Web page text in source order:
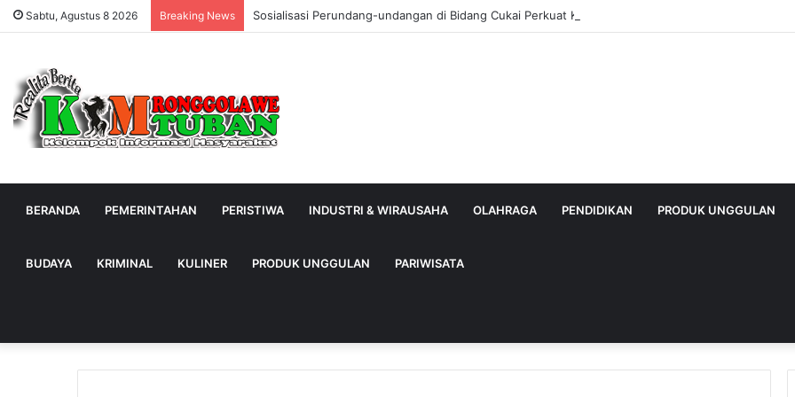
Sabtu, Agustus 8 2026 Breaking News Sosialisasi Perundang-undangan di Bidang Cukai Perkuat Komitmen Berantas Rokok Ilegal di
BERANDA PEMERINTAHAN PERISTIWA INDUSTRI & WIRAUSAHA OLAHRAGA PENDIDIKAN PRODUK UNGGULAN
BUDAYA KRIMINAL KULINER PRODUK UNGGULAN PARIWISATA